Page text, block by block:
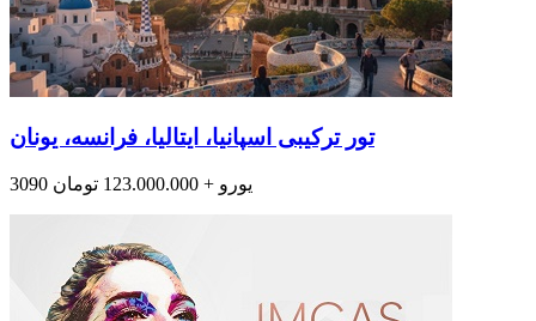
تور ترکیبی اسپانیا، ایتالیا، فرانسه، یونان
3090 یورو + 123.000.000 تومان